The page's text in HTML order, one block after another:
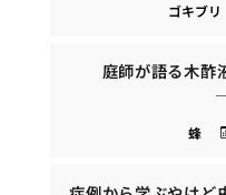
ゴキブリ
庭師が語る木酢
蜂